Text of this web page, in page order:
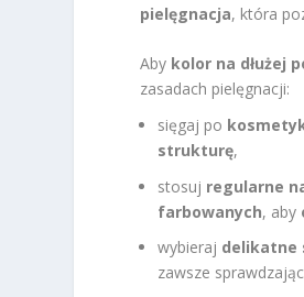
pielęgnacja, która
Aby kolor na dłużej
zasadach pielęgnacji:
sięgaj po
strukturę,
stosuj regularne
farbowanych, aby
wybieraj delikatne
zawsze